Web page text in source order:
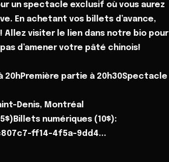
un spectacle exclusif où vous aurez
En achetant vos billets d’avance,
Allez visiter le lien dans notre bio pour
d’amener votre pâté chinois!
20hPremière partie à 20h30Spectacle
Denis, Montréal
numériques (10$):
ff14-4f5a-9dd4...